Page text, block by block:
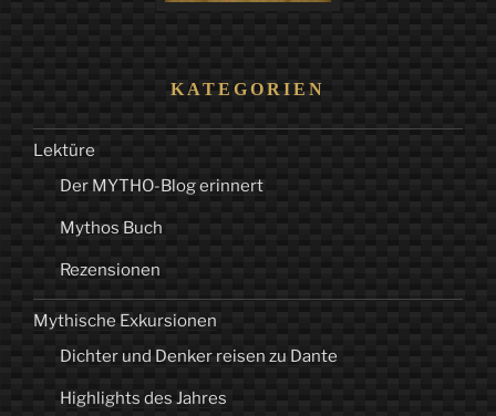
KATEGORIEN
Lektüre
Der MYTHO-Blog erinnert
Mythos Buch
Rezensionen
Mythische Exkursionen
Dichter und Denker reisen zu Dante
Highlights des Jahres